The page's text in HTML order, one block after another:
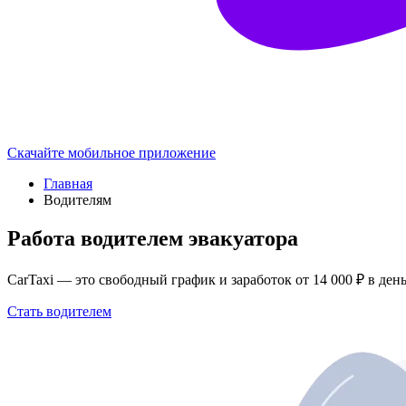
Скачайте мобильное приложение
Главная
Водителям
Работа водителем эвакуатора
CarTaxi — это свободный график и заработок от 14 000 ₽ в
Стать водителем